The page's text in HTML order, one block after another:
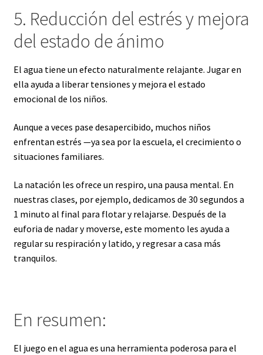
5. Reducción del estrés y mejora
del estado de ánimo
El agua tiene un efecto naturalmente relajante. Jugar en
ella ayuda a liberar tensiones y mejora el estado
emocional de los niños.
Aunque a veces pase desapercibido, muchos niños
enfrentan estrés —ya sea por la escuela, el crecimiento o
situaciones familiares.
La natación les ofrece un respiro, una pausa mental. En
nuestras clases, por ejemplo, dedicamos de 30 segundos a
1 minuto al final para flotar y relajarse. Después de la
euforia de nadar y moverse, este momento les ayuda a
regular su respiración y latido, y regresar a casa más
tranquilos.
En resumen:
El juego en el agua es una herramienta poderosa para el